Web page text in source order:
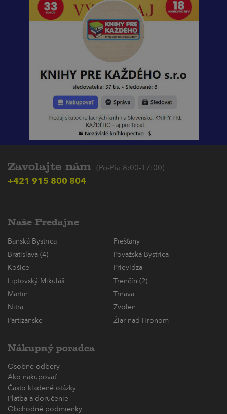
Zavolajte nám (Po-Pia 8:00-17:00)
+421 915 800 804
Naše Predajne
Banská Bystrica
Piešťany
Bratislava (4)
Považská Bystrica
Košice
Prievidza
Liptovský Mikuláš
Trenčín (2)
Martin
Trnava
Nitra
Zvolen
Partizánske
Žiar nad Hronom
Nákupný poradca
Osobné odbery
Ako nakupovať
Často kladené otázky
Platba a doručenie
Obchodné podmienky